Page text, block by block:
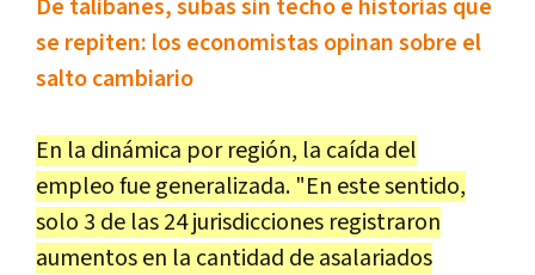
De talibanes, subas sin techo e historias que
se repiten: los economistas opinan sobre el
salto cambiario
En la dinámica por región, la caída del
empleo fue generalizada. "En este sentido,
solo 3 de las 24 jurisdicciones registraron
aumentos en la cantidad de asalariados